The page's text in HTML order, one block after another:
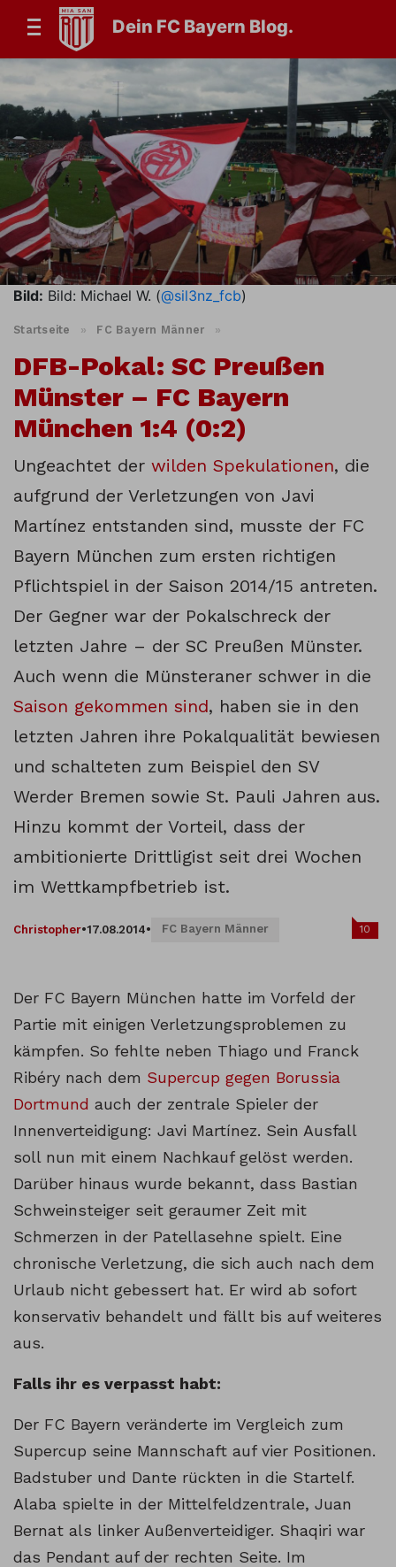
Dein FC Bayern Blog.
Bild: Bild: Michael W. (@sil3nz_fcb)
Startseite » FC Bayern Männer »
DFB-Pokal: SC Preußen
Münster – FC Bayern
München 1:4 (0:2)
Ungeachtet der wilden Spekulationen, die
aufgrund der Verletzungen von Javi
Martínez entstanden sind, musste der FC
Bayern München zum ersten richtigen
Pflichtspiel in der Saison 2014/15 antreten.
Der Gegner war der Pokalschreck der
letzten Jahre – der SC Preußen Münster.
Auch wenn die Münsteraner schwer in die
Saison gekommen sind, haben sie in den
letzten Jahren ihre Pokalqualität bewiesen
und schalteten zum Beispiel den SV
Werder Bremen sowie St. Pauli Jahren aus.
Hinzu kommt der Vorteil, dass der
ambitionierte Drittligist seit drei Wochen
im Wettkampfbetrieb ist.
Christopher•17.08.2014• FC Bayern Männer 10
Der FC Bayern München hatte im Vorfeld der
Partie mit einigen Verletzungsproblemen zu
kämpfen. So fehlte neben Thiago und Franck
Ribéry nach dem Supercup gegen Borussia
Dortmund auch der zentrale Spieler der
Innenverteidigung: Javi Martínez. Sein Ausfall
soll nun mit einem Nachkauf gelöst werden.
Darüber hinaus wurde bekannt, dass Bastian
Schweinsteiger seit geraumer Zeit mit
Schmerzen in der Patellasehne spielt. Eine
chronische Verletzung, die sich auch nach dem
Urlaub nicht gebessert hat. Er wird ab sofort
konservativ behandelt und fällt bis auf weiteres
aus.
Falls ihr es verpasst habt:
Der FC Bayern veränderte im Vergleich zum
Supercup seine Mannschaft auf vier Positionen.
Badstuber und Dante rückten in die Startelf.
Alaba spielte in der Mittelfeldzentrale, Juan
Bernat als linker Außenverteidiger. Shaqiri war
das Pendant auf der rechten Seite. Im